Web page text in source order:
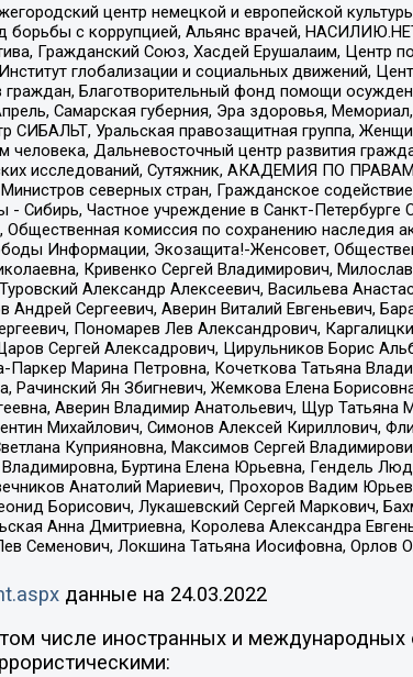
центр немецкой и европейской
борьбы с коррупцией, Альянс врачей,
Гражданский Союз, Хасдей Ерушалаим, Центр
глобализации и социальных движений,
Благотворительный фонд помощи
Самарская губерния, Эра здоровья,
Уральская правозащитная группа,
человека, Дальневосточный центр развития
исследований, Сутяжник, АКАДЕМИЯ ПО
северных стран, Гражданское
Сибирь, Частное учреждение в Санкт-
комиссия по сохранению наследия
Информации, Экозащита!-Женсовет,
Кривенко Сергей Владимирович,
Александр Алексеевич, Васильева
Андрей Сергеевич, Аверин Виталий Евгеньевич,
Пономарев Лев Александрович,
Сергей Алексадрович, Цирульников Борис
Марина Петровна, Кочеткова Татьяна
Рачинский Ян Збигневич, Жемкова Елена
Аверин Владимир Анатольевич, Щур
Михайлович, Симонов Алексей Кириллович,
Куприяновна, Максимов Сергей
Буртина Елена Юрьевна, Гендель
Анатолий Мариевич, Прохоров Вадим
Борисович, Лукашевский Сергей Маркович,
Анна Дмитриевна, Королева Александра
Семенович, Локшина Татьяна Иосифовна, Орлов
данные на 24.03.2022
числе иностранных и международных